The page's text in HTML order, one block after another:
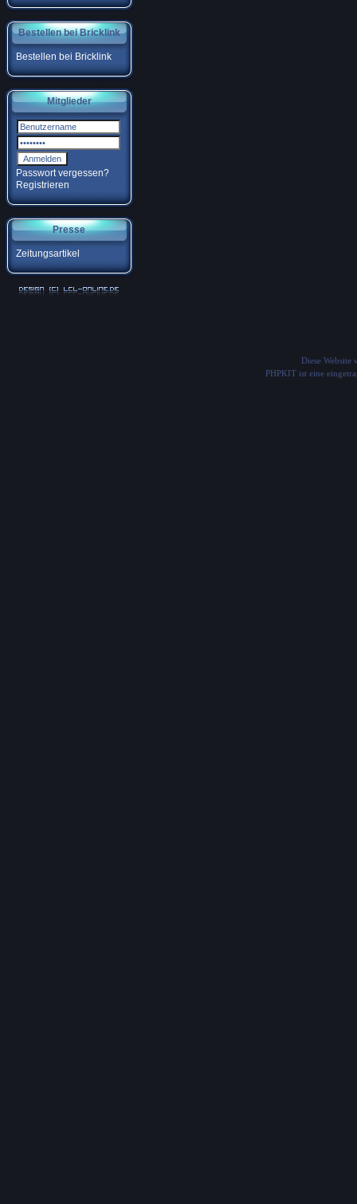
Bestellen bei Bricklink
Bestellen bei Bricklink
Mitglieder
Passwort vergessen?
Registrieren
Presse
Zeitungsartikel
Diese Website
PHPKIT ist eine